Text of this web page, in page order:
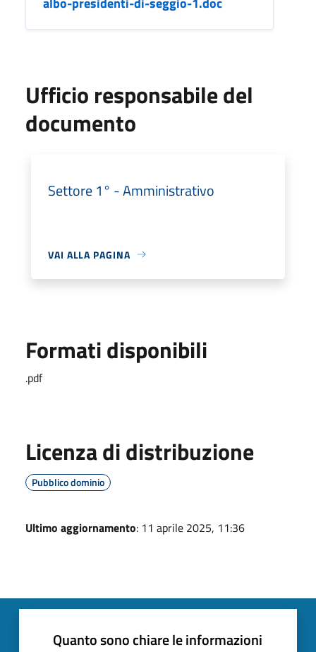
Ufficio responsabile del
documento
Settore 1° - Amministrativo
VAI ALLA PAGINA
Formati disponibili
.pdf
Licenza di distribuzione
Pubblico dominio
Ultimo aggiornamento: 11 aprile 2025, 11:36
Quanto sono chiare le informazioni